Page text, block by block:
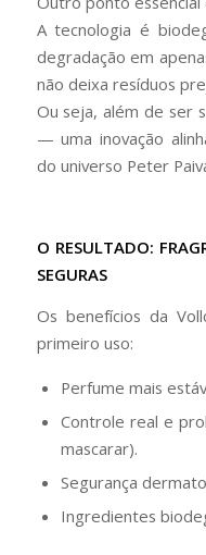
A tecnologia é
degradação em
não deixa resíduos
Ou seja, além de ser
— uma inovação
do universo Peter
O RESULTADO:
SEGURAS
Os benefícios da
primeiro uso:
Perfume mais
Controle real e
mascarar).
Segurança
Ingredientes